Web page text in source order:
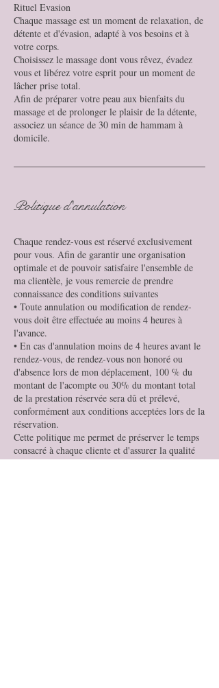
Rituel Evasion
Chaque massage est un moment de relaxation, de
détente et d'évasion, adapté à vos besoins et à
votre corps.
Choisissez le massage dont vous rêvez, évadez
vous et libérez votre esprit pour un moment de
lâcher prise total.
Afin de préparer votre peau aux bienfaits du
massage et de prolonger le plaisir de la détente,
associez un séance de 30 min de hammam à
Politique d'annulation
Chaque rendez-vous est réservé exclusivement
pour vous. Afin de garantir une organisation
optimale et de pouvoir satisfaire l'ensemble de
ma clientèle, je vous remercie de prendre
connaissance des conditions suivantes
• Toute annulation ou modification de rendez-
vous doit être effectuée au moins 4 heures à
l'avance.
• En cas d'annulation moins de 4 heures avant le
rendez-vous, de rendez-vous non honoré ou
d'absence lors de mon déplacement, 100 % du
montant de l'acompte ou 30% du montant total
de la prestation réservée sera dû et prélevé,
conformément aux conditions acceptées lors de la
réservation.
Cette politique me permet de préserver le temps
consacré à chaque cliente et d'assurer la qualité
de mes prestations.